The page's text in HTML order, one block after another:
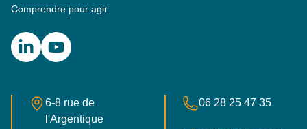
Comprendre pour agir
LinkedInYouTube
Adresse postale
6-8 rue de
l'Argentique
Numéro de téléphone
06 28 25 47 35